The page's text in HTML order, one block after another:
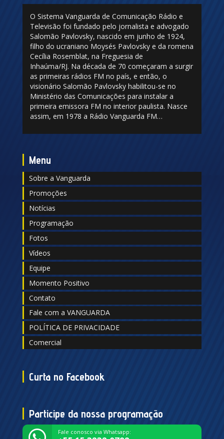
O Sistema Vanguarda de Comunicação Rádio e
Televisão foi fundado pelo jornalista e advogado
Salomão Pavlovsky, nascido em junho de 1924,
filho do ucraniano Moysés Pavlovsky e da romena
Cecília Rosemblat, na Freguesia de
Inhaúma/RJ. Na década de 70 começaram a surgir
as primeiras rádios FM no país, e então, o
visionário Salomão Pavlovsky habilitou-se no
Ministério das Comunicações para instalar a
primeira emissora FM no interior paulista. Nasce
assim, em 1978 a Rádio Vanguarda FM…
Menu
Sobre a Vanguarda
Promoções
Notícias
Programação
Fotos
Vídeos
Equipe
Momento Positivo
Contato
Fale com a VANGUARDA
POLÍTICA DE PRIVACIDADE
Comercial
Curta no Facebook
Participe da nossa programação
Fale conosco via Whatsapp: